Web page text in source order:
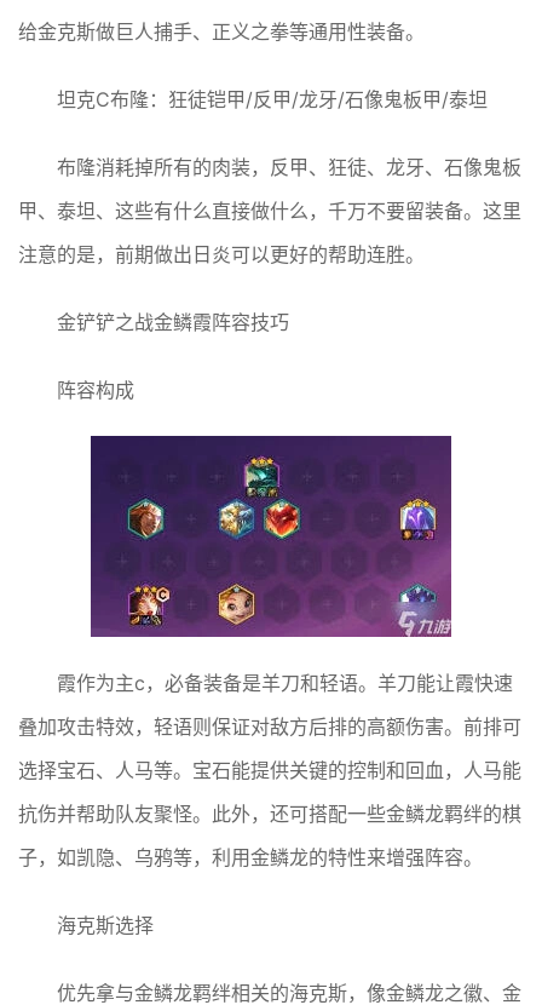
给金克斯做巨人捕手、正义之拳等通用性装备。
坦克C布隆：狂徒铠甲/反甲/龙牙/石像鬼板甲/泰坦
布隆消耗掉所有的肉装，反甲、狂徒、龙牙、石像鬼板
甲、泰坦、这些有什么直接做什么，千万不要留装备。这里
注意的是，前期做出日炎可以更好的帮助连胜。
金铲铲之战金鳞霞阵容技巧
阵容构成
霞作为主c，必备装备是羊刀和轻语。羊刀能让霞快速
叠加攻击特效，轻语则保证对敌方后排的高额伤害。前排可
选择宝石、人马等。宝石能提供关键的控制和回血，人马能
抗伤并帮助队友聚怪。此外，还可搭配一些金鳞龙羁绊的棋
子，如凯隐、乌鸦等，利用金鳞龙的特性来增强阵容。
海克斯选择
优先拿与金鳞龙羁绊相关的海克斯，像金鳞龙之徽、金